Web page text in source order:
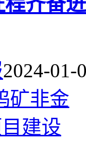
2024-01-